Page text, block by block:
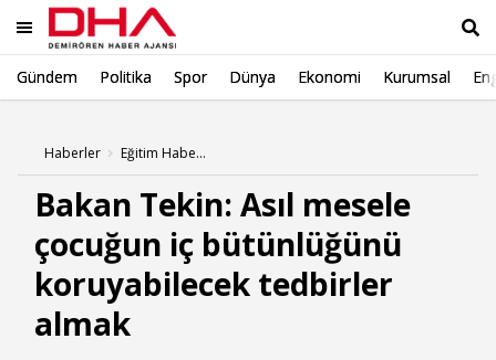
Gündem Politika Spor Dünya Ekonomi Kurumsal
Haberler Eğitim Haberleri
Bakan Tekin: Asıl mesele
çocuğun iç bütünlüğünü
koruyabilecek tedbirler
almak